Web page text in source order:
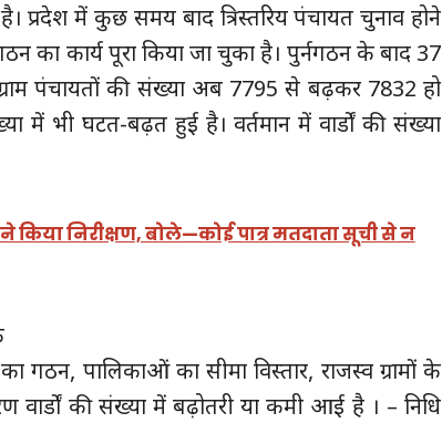
प्रदेश में कुछ समय बाद त्रिस्तरिय पंचायत चुनाव होने
का कार्य पूरा किया जा चुका है। पुर्नगठन के बाद 37
पंचायतों की संख्या अब 7795 से बढ़कर 7832 हो
में भी घटत-बढ़त हुई है। वर्तमान में वार्डों की संख्या
निरीक्षण, बोले—कोई पात्र मतदाता सूची से न
पालिकाओं का सीमा विस्तार, राजस्व ग्रामों के
की संख्या में बढ़ोतरी या कमी आई है । – निधि